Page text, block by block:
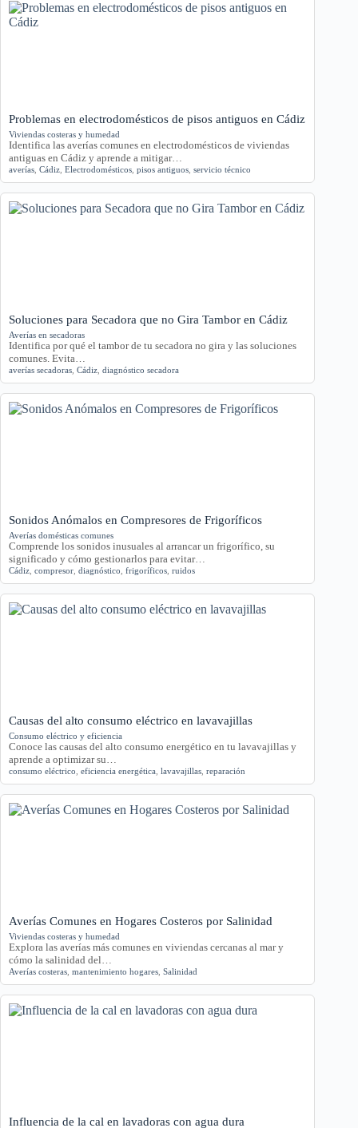
Problemas en electrodomésticos de pisos antiguos en Cádiz
Viviendas costeras y humedad
Identifica las averías comunes en electrodomésticos de viviendas
antiguas en Cádiz y aprende a mitigar…
averías Cádiz Electrodomésticos pisos antiguos servicio técnico
Soluciones para Secadora que no Gira Tambor en Cádiz
Averías en secadoras
Identifica por qué el tambor de tu secadora no gira y las soluciones
comunes. Evita…
averías secadoras Cádiz diagnóstico secadora
Sonidos Anómalos en Compresores de Frigoríficos
Averías domésticas comunes
Comprende los sonidos inusuales al arrancar un frigorífico, su
significado y cómo gestionarlos para evitar…
Cádiz compresor diagnóstico frigoríficos ruidos
Causas del alto consumo eléctrico en lavavajillas
Consumo eléctrico y eficiencia
Conoce las causas del alto consumo energético en tu lavavajillas y
aprende a optimizar su…
consumo eléctrico eficiencia energética lavavajillas reparación
Averías Comunes en Hogares Costeros por Salinidad
Viviendas costeras y humedad
Explora las averías más comunes en viviendas cercanas al mar y
cómo la salinidad del…
Averías costeras mantenimiento hogares Salinidad
Influencia de la cal en lavadoras con agua dura